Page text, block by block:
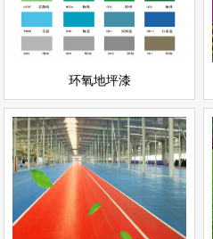
环氧地坪漆
立即询问
聚氨酯超耐磨环氧地坪
聚氨酯地坪
立即询问
查看详情